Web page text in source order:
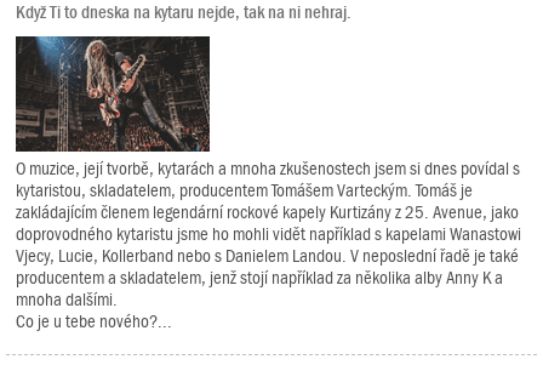
Když Ti to dneska na kytaru nejde, tak na ni nehraj.
O muzice, její tvorbě, kytarách a mnoha zkušenostech jsem si dnes povídal s
kytaristou, skladatelem, producentem Tomášem Varteckým. Tomáš je
zakládajícím členem legendární rockové kapely Kurtizány z 25. Avenue, jako
doprovodného kytaristu jsme ho mohli vidět například s kapelami Wanastowi
Vjecy, Lucie, Kollerband nebo s Danielem Landou. V neposlední řadě je také
producentem a skladatelem, jenž stojí například za několika alby Anny K a
mnoha dalšími.
Co je u tebe nového?...